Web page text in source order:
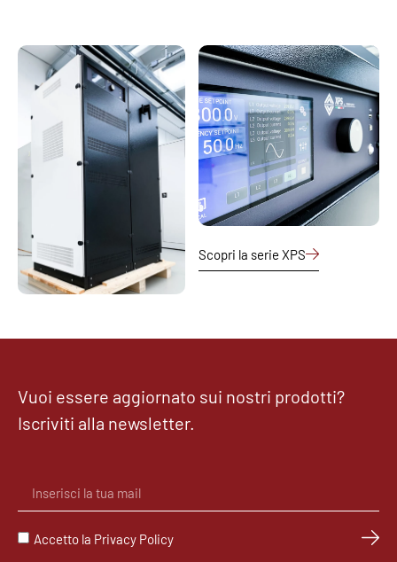
Scopri la serie XPS
Vuoi essere aggiornato sui nostri prodotti?
Iscriviti alla newsletter.
Accetto la Privacy Policy